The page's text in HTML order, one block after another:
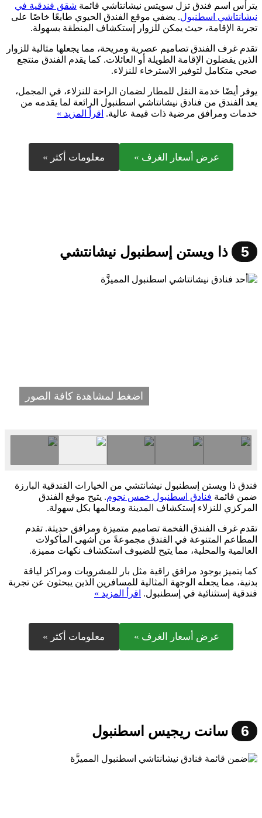
يترأس اسم فندق تزل سويتس نيشانتاشي قائمة شقق فندقية في
نيشانتاشي اسطنبول. يضفي موقع الفندق الحيوي طابعًا خاصًا على
تجربة الإقامة، حيث يمكن للزوار إستكشاف المنطقة بسهولة.
تقدم غرف الفندق تصاميم عصرية ومريحة، مما يجعلها مثالية للزوار
الذين يفضلون الإقامة الطويلة أو العائلات. كما يقدم الفندق منتجع
صحي متكامل لتوفير الاسترخاء للنزلاء.
يوفر أيضًا خدمة النقل للمطار لضمان الراحة للنزلاء، في المجمل،
يعد الفندق من فنادق نيشانتاشي اسطنبول الرائعة لما يقدمه من
خدمات ومرافق مرضية ذات قيمة عالية. اقرأ المزيد »
عرض أسعار الغرف » معلومات أكثر »
5 ذا ويستن إسطنبول نيشانتشي
اضغط لمشاهدة كافة الصور
فندق ذا ويستن إسطنبول نيشانتشي من الخيارات الفندقية البارزة
ضمن قائمة فنادق اسطنبول خمس نجوم. يتيح موقع الفندق
المركزي للنزلاء إستكشاف المدينة ومعالمها بكل سهولة.
تقدم غرف الفندق الفخمة تصاميم متميزة ومرافق حديثة. تقدم
المطاعم المتنوعة في الفندق مجموعةً من أشهى المأكولات
العالمية والمحلية، مما يتيح للضيوف استكشاف نكهات مميزة.
كما يتميز بوجود مرافق راقية مثل بار للمشروبات ومراكز لياقة
بدنية، مما يجعله الوجهة المثالية للمسافرين الذين يبحثون عن تجربة
فندقية إستثنائية في إسطنبول. اقرأ المزيد »
عرض أسعار الغرف » معلومات أكثر »
6 سانت ريجيس اسطنبول